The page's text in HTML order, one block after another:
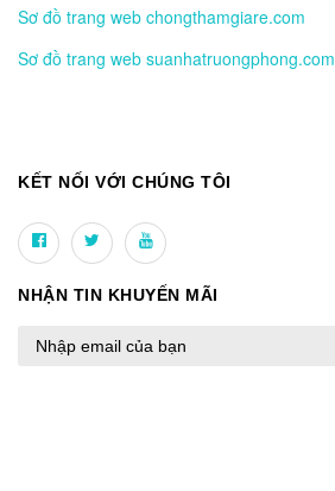
Sơ đồ trang web chongthamgiare.com
Sơ đồ trang web suanhatruongphong.com
KẾT NỐI VỚI CHÚNG TÔI
NHẬN TIN KHUYẾN MÃI